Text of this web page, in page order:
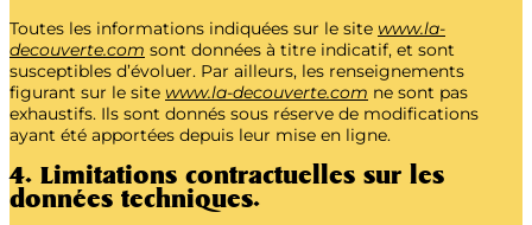
Toutes les informations indiquées sur le site www.la-
decouverte.com sont données à titre indicatif, et sont
susceptibles d’évoluer. Par ailleurs, les renseignements
figurant sur le site www.la-decouverte.com ne sont pas
exhaustifs. Ils sont donnés sous réserve de modifications
ayant été apportées depuis leur mise en ligne.
4. Limitations contractuelles sur les
données techniques.